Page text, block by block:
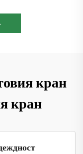
кран
кран